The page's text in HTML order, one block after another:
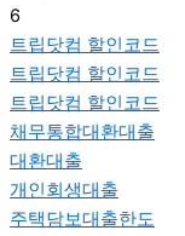
6
트립닷컴 할인코드
트립닷컴 할인코드
트립닷컴 할인코드
채무통합대환대출
대환대출
개인회생대출
주택담보대출한도